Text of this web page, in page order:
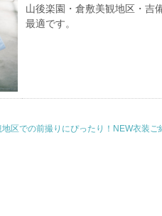
山後楽園・倉敷美観地区・吉
最適です。
区での前撮りにぴったり！NEW衣装ご